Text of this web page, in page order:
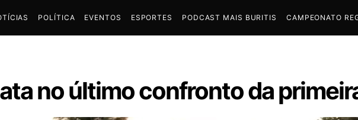
POLÍTICA EVENTOS ESPORTES PODCAST MAIS BURITIS CAMPEONATO
no último confronto da